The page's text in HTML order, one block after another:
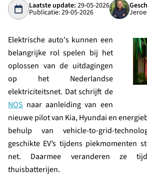
Laatste update: 29-05-2026
Publicatie: 29-05-2026
Elektrische auto's kunnen een
belangrijke rol spelen bij het
oplossen van de uitdagingen
op het Nederlandse
elektriciteitsnet. Dat schrijft de
NOS naar aanleiding van een
nieuwe pilot van Kia, Hyundai en
behulp van vehicle-to-grid-
geschikte EV’s tijdens piekmomenten
net. Daarmee veranderen ze
thuisbatterijen.